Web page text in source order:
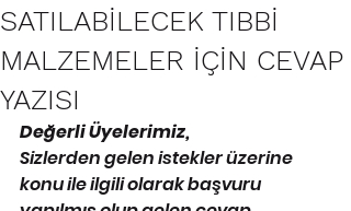
SATILABİLECEK TIBBİ
MALZEMELER İÇİN CEVAP
YAZISI
Değerli Üyelerimiz,
Sizlerden gelen istekler üzerine
konu ile ilgili olarak başvuru